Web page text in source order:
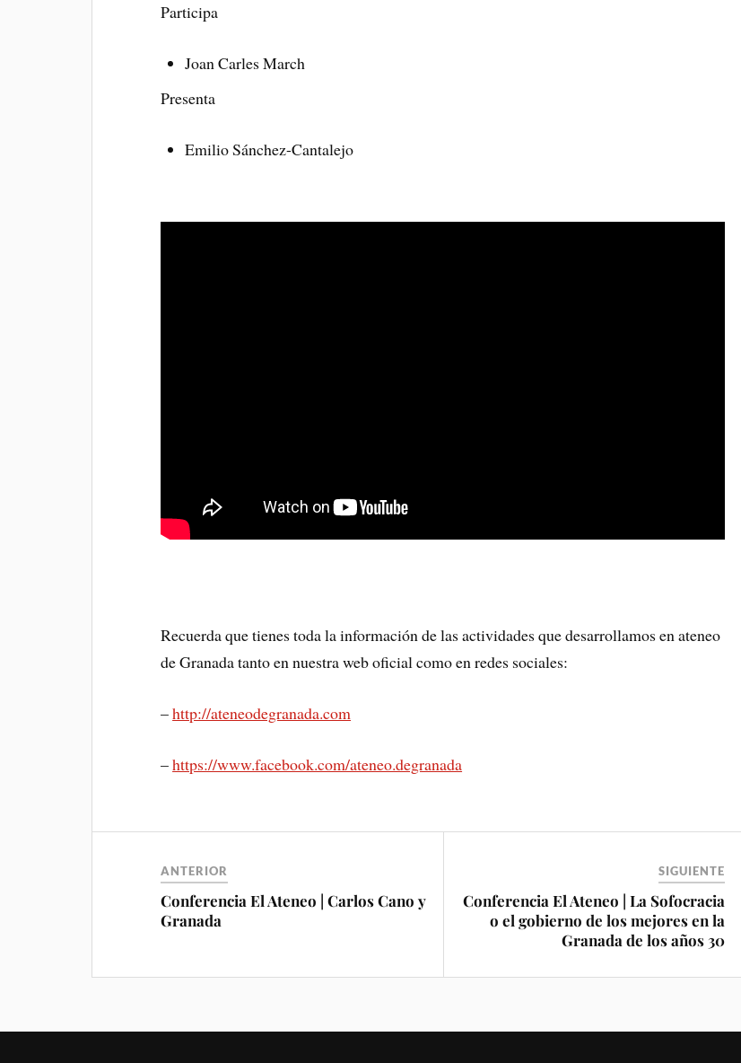
Participa
Joan Carles March
Presenta
Emilio Sánchez-Cantalejo
Recuerda que tienes toda la información de las actividades que desarrollamos en ateneo
de Granada tanto en nuestra web oficial como en redes sociales:
–http://ateneodegranada.com
–https://www.facebook.com/ateneo.degranada
ANTERIOR
Conferencia El Ateneo | Carlos Cano y
Granada
SIGUIENTE
Conferencia El Ateneo | La Sofocracia
o el gobierno de los mejores en la
Granada de los años 30